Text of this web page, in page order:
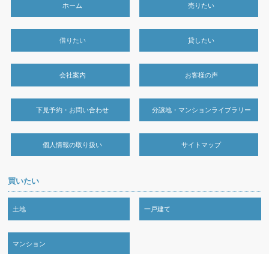
ホーム 売りたい
借りたい 貸したい
会社案内 お客様の声
下見予約・お問い合わせ 分譲地・マンションライブラリー
個人情報の取り扱い サイトマップ
買いたい
土地 一戸建て
マンション